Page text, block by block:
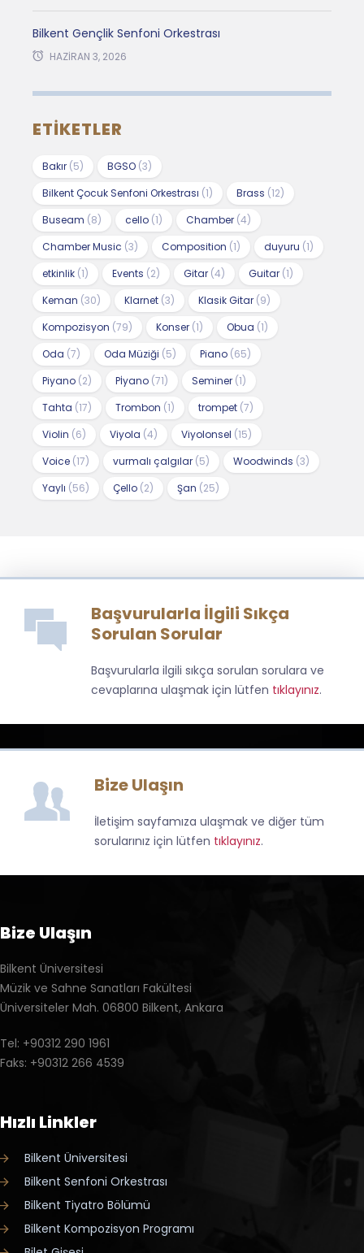
Bilkent Gençlik Senfoni Orkestrası
HAZIRAN 3, 2026
ETIKETLER
Bakır (5) BGSO (3)
Bilkent Çocuk Senfoni Orkestrası (1) Brass (12)
Buseam (8) cello (1) Chamber (4)
Chamber Music (3) Composition (1) duyuru (1)
etkinlik (1) Events (2) Gitar (4) Guitar (1)
Keman (30) Klarnet (3) Klasik Gitar (9)
Kompozisyon (79) Konser (1) Obua (1)
Oda (7) Oda Müziği (5) Piano (65)
Piyano (2) Pİyano (71) Seminer (1)
Tahta (17) Trombon (1) trompet (7)
Violin (6) Viyola (4) Viyolonsel (15)
Voice (17) vurmalı çalgılar (5) Woodwinds (3)
Yaylı (56) Çello (2) Şan (25)
Başvurularla İlgili Sıkça
Sorulan Sorular
Başvurularla ilgili sıkça sorulan sorulara ve
cevaplarına ulaşmak için lütfen tıklayınız.
Bize Ulaşın
İletişim sayfamıza ulaşmak ve diğer tüm
sorularınız için lütfen tıklayınız.
Bize Ulaşın
Bilkent Üniversitesi
Müzik ve Sahne Sanatları Fakültesi
Üniversiteler Mah. 06800 Bilkent, Ankara
Tel: +90312 290 1961
Faks: +90312 266 4539
Hızlı Linkler
Bilkent Üniversitesi
Bilkent Senfoni Orkestrası
Bilkent Tiyatro Bölümü
Bilkent Kompozisyon Programı